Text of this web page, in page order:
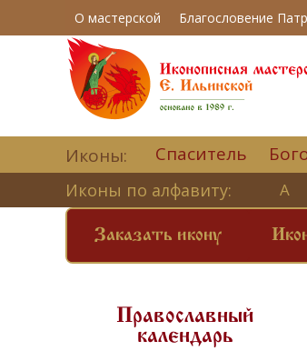
О мастерской Благословение
Иконы: Спаситель
Иконы по алфавиту: А
Заказать икону
Православный
календарь